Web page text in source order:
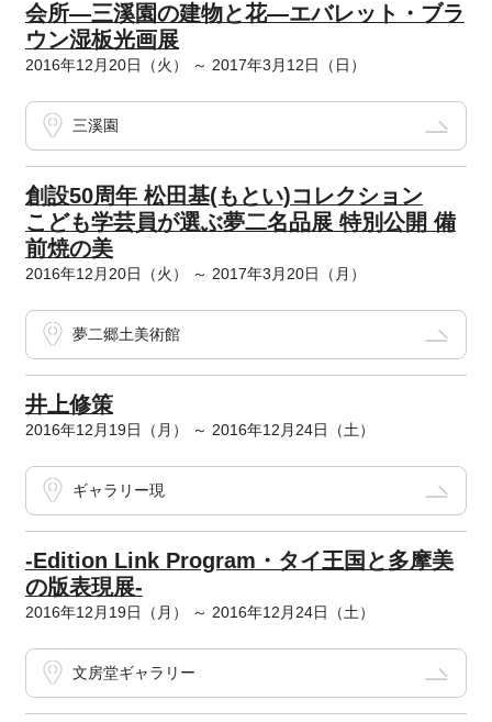
会所―三溪園の建物と花―エバレット・ブラ
ウン湿板光画展
2016年12月20日（火） ～ 2017年3月12日（日）
三溪園
創設50周年 松田基(もとい)コレクション
こども学芸員が選ぶ夢二名品展 特別公開 備
前焼の美
2016年12月20日（火） ～ 2017年3月20日（月）
夢二郷土美術館
井上修策
2016年12月19日（月） ～ 2016年12月24日（土）
ギャラリー現
-Edition Link Program・タイ王国と多摩美
の版表現展-
2016年12月19日（月） ～ 2016年12月24日（土）
文房堂ギャラリー